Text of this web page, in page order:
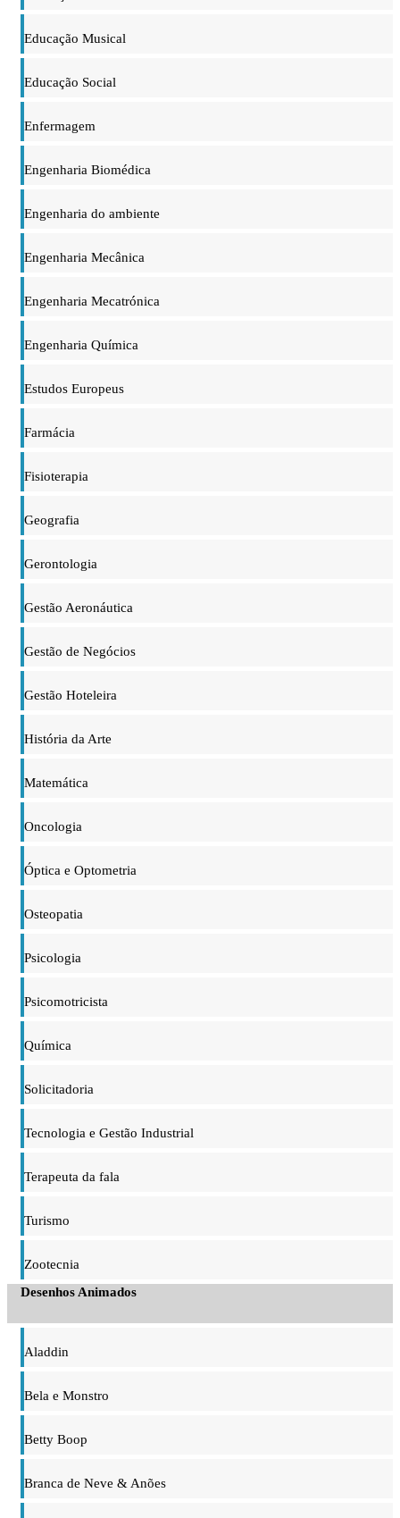
Educação Musical
Educação Social
Enfermagem
Engenharia Biomédica
Engenharia do ambiente
Engenharia Mecânica
Engenharia Mecatrónica
Engenharia Química
Estudos Europeus
Farmácia
Fisioterapia
Geografia
Gerontologia
Gestão Aeronáutica
Gestão de Negócios
Gestão Hoteleira
História da Arte
Matemática
Oncologia
Óptica e Optometria
Osteopatia
Psicologia
Psicomotricista
Química
Solicitadoria
Tecnologia e Gestão Industrial
Terapeuta da fala
Turismo
Zootecnia
Desenhos Animados
Aladdin
Bela e Monstro
Betty Boop
Branca de Neve & Anões